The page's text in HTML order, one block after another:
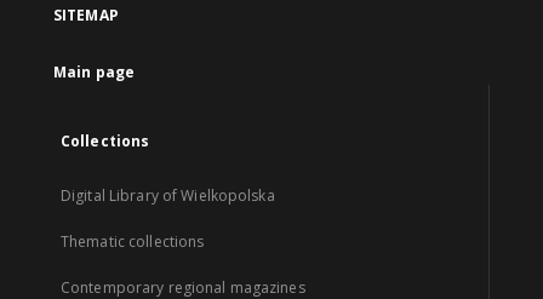
SITEMAP
Main page
Collections
Digital Library of Wielkopolska
Thematic collections
Contemporary regional magazines